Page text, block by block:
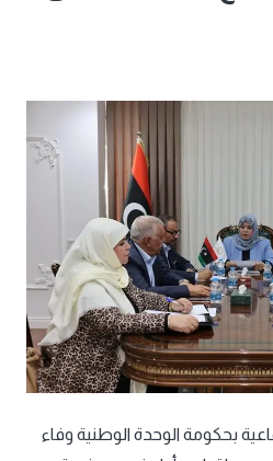
بحكومة الوحدة الوطنية وفاء